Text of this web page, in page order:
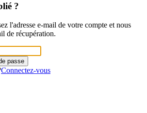
?
l'adresse e-mail de votre compte et nous
de récupération.
passe
Connectez-vous